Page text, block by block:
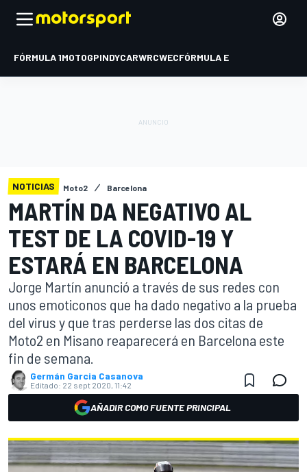
FÓRMULA 1MOTOGPINDYCARWRCWECFÓRMULA E
NOTICIAS Moto2 Barcelona
MARTÍN DA NEGATIVO AL
TEST DE LA COVID-19 Y
ESTARÁ EN BARCELONA
Jorge Martín anunció a través de sus redes con
unos emoticonos que ha dado negativo a la prueba
del virus y que tras perderse las dos citas de
Moto2 en Misano reaparecerá en Barcelona este
fin de semana.
Germán Garcia Casanova
Editado: 22 sept 2020, 11:42
AÑADIR COMO FUENTE PRINCIPAL